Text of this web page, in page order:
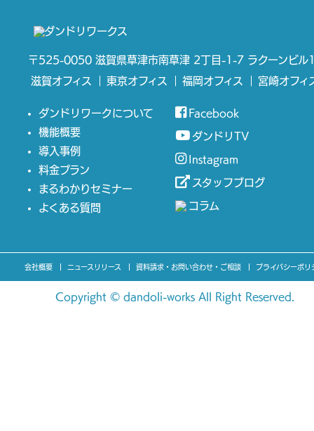
〒525-0050 滋賀県草津市南草津 2丁目-1-7 ラクーンビル
滋賀オフィス
東京オフィス 福岡オフィス 宮崎オフィ
ダンドリワークについて
機能概要
導入事例
料金プラン
まるわかりセミナー
よくある質問
Facebook
ダンドリTV
Instagram
スタッフブログ
コラム
会社概要 ニュースリリース 資料請求・お問い合わせ・ご相談 プライバシーポリ
Copyright © dandoli-works All Right Reserved.